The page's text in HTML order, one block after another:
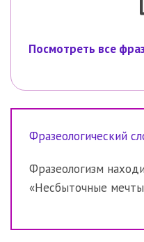
Посмотреть все
Фразеологический
Фразеологизм
«Несбыточные